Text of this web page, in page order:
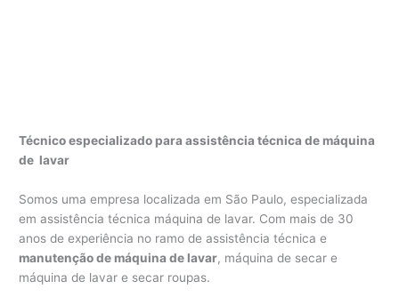
Técnico especializado para assistência técnica de máquina
de lavar
Somos uma empresa localizada em São Paulo, especializada
em assistência técnica máquina de lavar. Com mais de 30
anos de experiência no ramo de assistência técnica e
manutenção de máquina de lavar, máquina de secar e
máquina de lavar e secar roupas.